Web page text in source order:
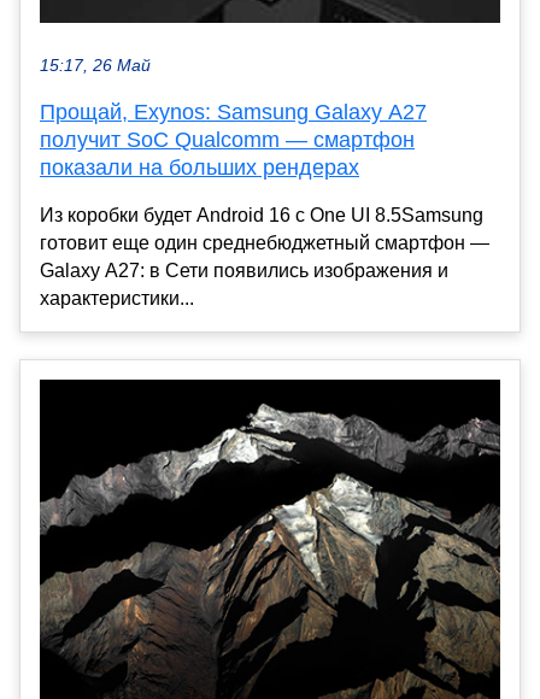
15:17, 26 Май
Прощай, Exynos: Samsung Galaxy A27
получит SoC Qualcomm — смартфон
показали на больших рендерах
Из коробки будет Android 16 с One UI 8.5Samsung
готовит еще один среднебюджетный смартфон —
Galaxy A27: в Сети появились изображения и
характеристики...